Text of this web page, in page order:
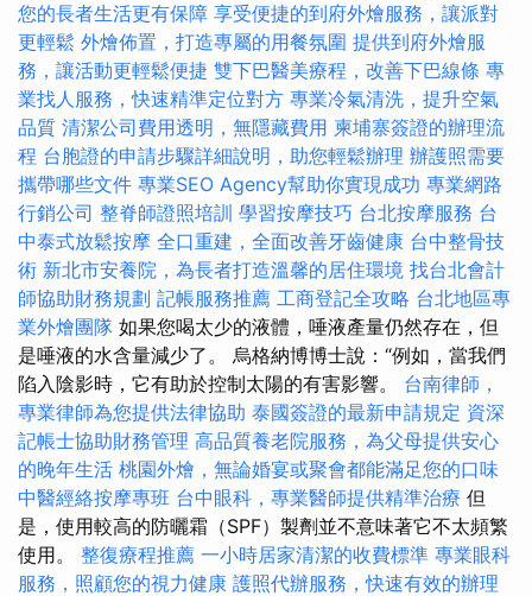
您的長者生活更有保障 享受便捷的到府外燴服務，讓派對
更輕鬆 外燴佈置，打造專屬的用餐氛圍 提供到府外燴服
務，讓活動更輕鬆便捷 雙下巴醫美療程，改善下巴線條 專
業找人服務，快速精準定位對方 專業冷氣清洗，提升空氣
品質 清潔公司費用透明，無隱藏費用 柬埔寨簽證的辦理流
程 台胞證的申請步驟詳細說明，助您輕鬆辦理 辦護照需要
攜帶哪些文件 專業SEO Agency幫助你實現成功 專業網路
行銷公司 整脊師證照培訓 學習按摩技巧 台北按摩服務 台
中泰式放鬆按摩 全口重建，全面改善牙齒健康 台中整骨技
術 新北市安養院，為長者打造溫馨的居住環境 找台北會計
師協助財務規劃 記帳服務推薦 工商登記全攻略 台北地區專
業外燴團隊 如果您喝太少的液體，唾液產量仍然存在，但
是唾液的水含量減少了。 烏格納博博士說：“例如，當我們
陷入陰影時，它有助於控制太陽的有害影響。 台南律師，
專業律師為您提供法律協助 泰國簽證的最新申請規定 資深
記帳士協助財務管理 高品質養老院服務，為父母提供安心
的晚年生活 桃園外燴，無論婚宴或聚會都能滿足您的口味
中醫經絡按摩專班 台中眼科，專業醫師提供精準治療 但
是，使用較高的防曬霜（SPF）製劑並不意味著它不太頻繁
使用。 整復療程推薦 一小時居家清潔的收費標準 專業眼科
服務，照顧您的視力健康 護照代辦服務，快速有效的辦理